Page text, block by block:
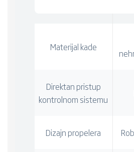
Materijal kade
Direktan pristup
kontrolnom sistemu
Dizajn propelera